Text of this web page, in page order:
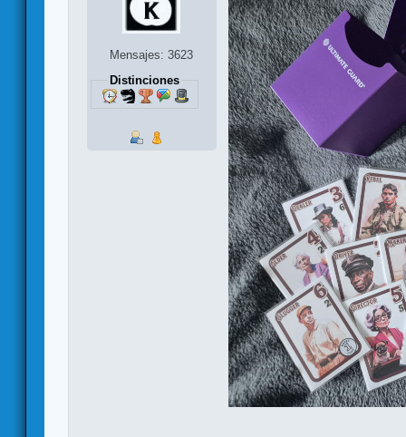
Mensajes: 3623
Distinciones